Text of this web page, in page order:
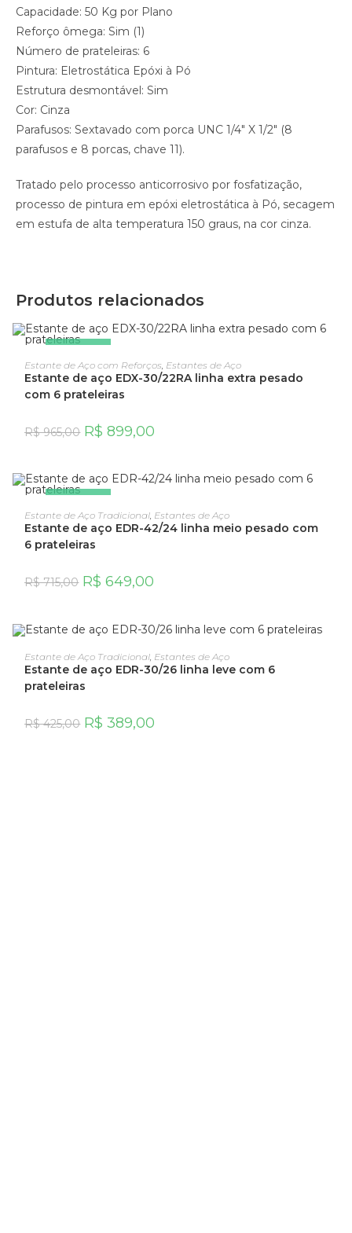
Capacidade: 50 Kg por Plano
Reforço ômega: Sim (1)
Número de prateleiras: 6
Pintura: Eletrostática Epóxi à Pó
Estrutura desmontável: Sim
Cor: Cinza
Parafusos: Sextavado com porca UNC 1/4″ X 1/2″ (8
parafusos e 8 porcas, chave 11).
Tratado pelo processo anticorrosivo por fosfatização,
processo de pintura em epóxi eletrostática à Pó, secagem
em estufa de alta temperatura 150 graus, na cor cinza.
Produtos relacionados
ADICIONAR AO CARRINHO
Estante de Aço com Reforços Estantes de Aço
Estante de aço EDX-30/22RA linha extra pesado
com 6 prateleiras
R$965,00 R$ 899,00
ADICIONAR AO CARRINHO
Estante de Aço Tradicional, Estantes de Aço
Estante de aço EDR-42/24 linha meio pesado com
6 prateleiras
R$715,00 R$ 649,00
ADICIONAR AO CARRINHO
Estante de Aço Tradicional, Estantes de Aço
Estante de aço EDR-30/26 linha leve com 6
prateleiras
R$425,00 R$ 389,00